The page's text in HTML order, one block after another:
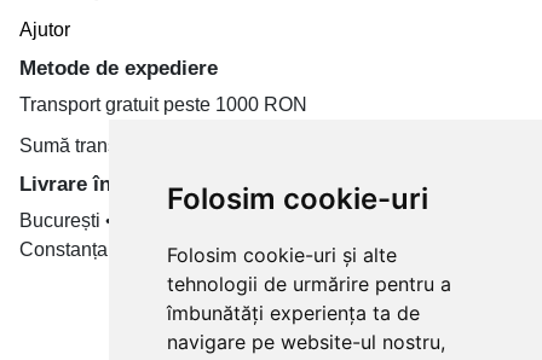
Folosim cookie-uri
Folosim cookie-uri și alte
tehnologii de urmărire pentru a
îmbunătăți experiența ta de
navigare pe website-ul nostru,
Ajutor
Metode de expediere
Transport gratuit peste 1000 RON
Sumă transport de la 19.99 RON
Livrare în toate țară
București • Cluj-Napoca • Brașov • Timișoara • Iași •
Constanța • Craiova
Plăți cu card bancar prin